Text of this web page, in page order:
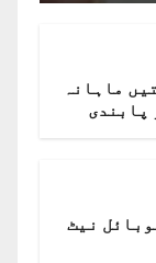
ماہانہ
پابندی
نیٹ